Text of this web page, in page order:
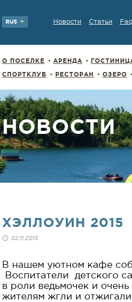
RUS Новости Статьи Faq
О ПОСЕЛКЕ АРЕНДА
СПОРТКЛУБ РЕСТОРАН ОЗЕРО
НОВОСТИ
ХЭЛЛОУИН 2015
02.11.2015
В нашем уютном кафе
Воспитатели детского
в роли ведьмочек и
жителям жгли и